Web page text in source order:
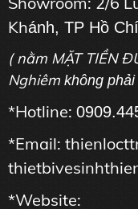
Khánh, TP Hồ
( nằm MẶT TIỀN
Nghiêm không
*Hotline:
*Email:
*Website: